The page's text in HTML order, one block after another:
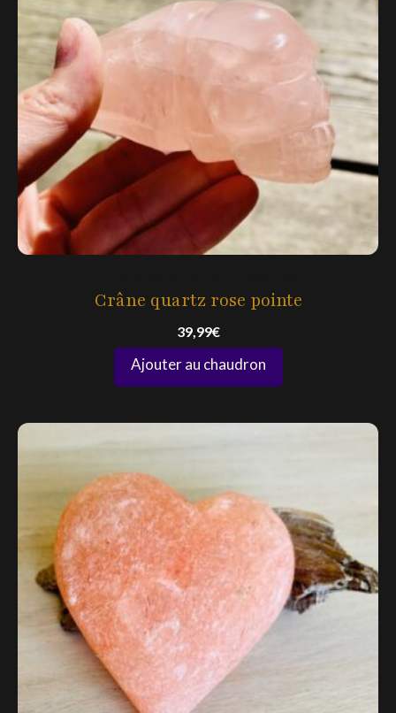
Crâne quartz rose pointe
39,99€